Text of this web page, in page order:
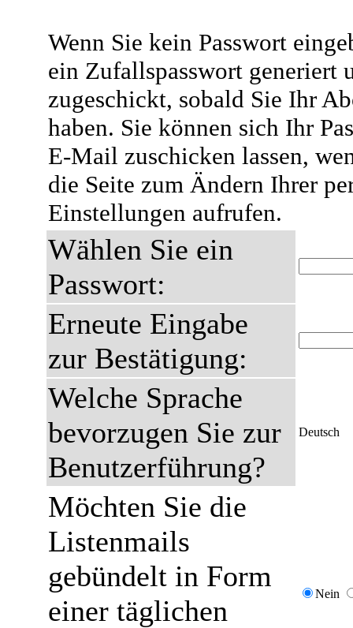
Wenn Sie kein Passwort
ein Zufallspasswort generiert
zugeschickt, sobald Sie Ihr
haben. Sie können sich Ihr
E-Mail zuschicken lassen,
die Seite zum Ändern Ihrer
Einstellungen aufrufen.
Wählen Sie ein
Passwort:
Erneute Eingabe
zur Bestätigung:
Welche Sprache
bevorzugen Sie zur
Benutzerführung?
Deutsch
Möchten Sie die
Listenmails
gebündelt in Form
einer täglichen
Nein